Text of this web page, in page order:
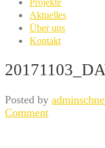
Projekte
Aktuelles
Über uns
Kontakt
Posted by
Comment